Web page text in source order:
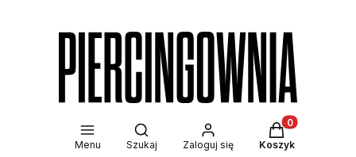
Menu
Otwórz wyszukiwarkę
Szukaj Zaloguj się
Produkty w
Koszyk